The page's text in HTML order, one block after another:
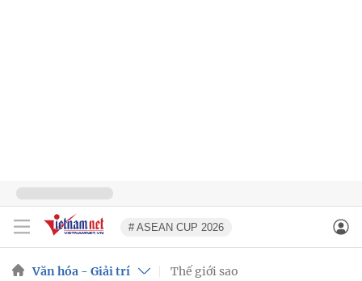
# ASEAN CUP 2026
Văn hóa - Giải trí Thế giới sao